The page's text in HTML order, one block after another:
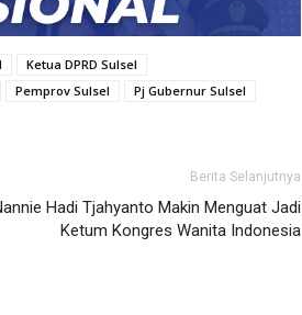
Ketua DPRD Sulsel
Pemprov Sulsel
Pj Gubernur Sulsel
Berita Selanjutnya
Hadi Tjahyanto Makin Menguat Jadi
Ketum Kongres Wanita Indonesia